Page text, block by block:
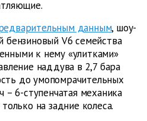
данным, шоу-
бензиновый V6 семейства
к нему «улитками»
наддува в 2,7 бара
до умопомрачительных
– 6-ступенчатая механика
на задние колеса.